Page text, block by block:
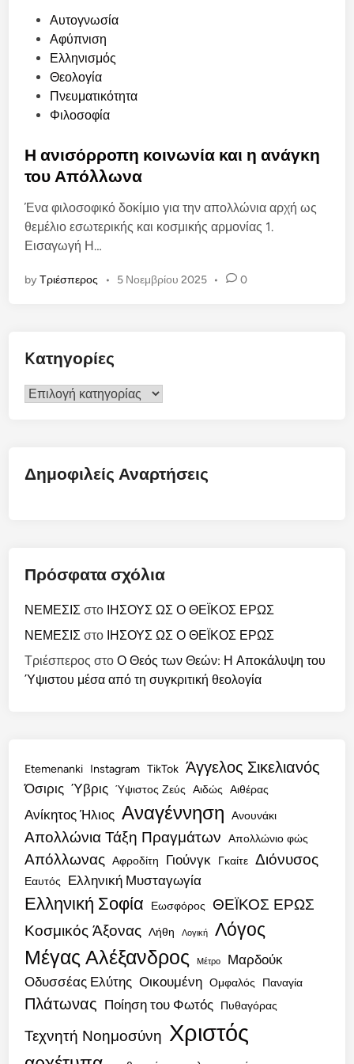
n
Αυτογνωσία
Αφύπνιση
Ελληνισμός
Θεολογία
Πνευματικότητα
Φιλοσοφία
Η ανισόρροπη κοινωνία και η ανάγκη
του Απόλλωνα
Ένα φιλοσοφικό δοκίμιο για την απολλώνια αρχή ως
θεμέλιο εσωτερικής και κοσμικής αρμονίας 1.
Εισαγωγή Η…
byΤριέσπερος • 5 Νοεμβρίου 2025 • 0
Kατηγορίες
Kατηγορίες
Δημοφιλείς Αναρτήσεις
Πρόσφατα σχόλια
ΝΕΜΕΣΙΣ στο ΙΗΣΟΥΣ ΩΣ Ο ΘΕΪΚΟΣ ΕΡΩΣ
ΝΕΜΕΣΙΣ στο ΙΗΣΟΥΣ ΩΣ Ο ΘΕΪΚΟΣ ΕΡΩΣ
Τριέσπερος στοΟ Θεός των Θεών: Η Αποκάλυψη του
Ύψιστου μέσα από τη συγκριτική θεολογία
Etemenanki Instagram TikTok Άγγελος Σικελιανός
Όσιρις Ύβρις Ύψιστος Ζεύς Αιδώς Αιθέρας
Ανίκητος Ήλιος Αναγέννηση Ανουνάκι
Απολλώνια Τάξη Πραγμάτων Απολλώνιο φώς
Απόλλωνας Αφροδίτη Γιούνγκ Γκαίτε Διόνυσος
Εαυτός Ελληνική Μυσταγωγία
Ελληνική Σοφία Εωσφόρος
ΘΕΪΚΟΣ ΕΡΩΣ
Κοσμικός Άξονας Λήθη Λογική Λόγος
Μέγας Αλέξανδρος Μέτρο
Μαρδούκ
Οδυσσέας Ελύτης Οικουμένη Ομφαλός Παναγία
Πλάτωνας Ποίηση του Φωτός Πυθαγόρας
Τεχνητή Νοημοσύνη Χριστός